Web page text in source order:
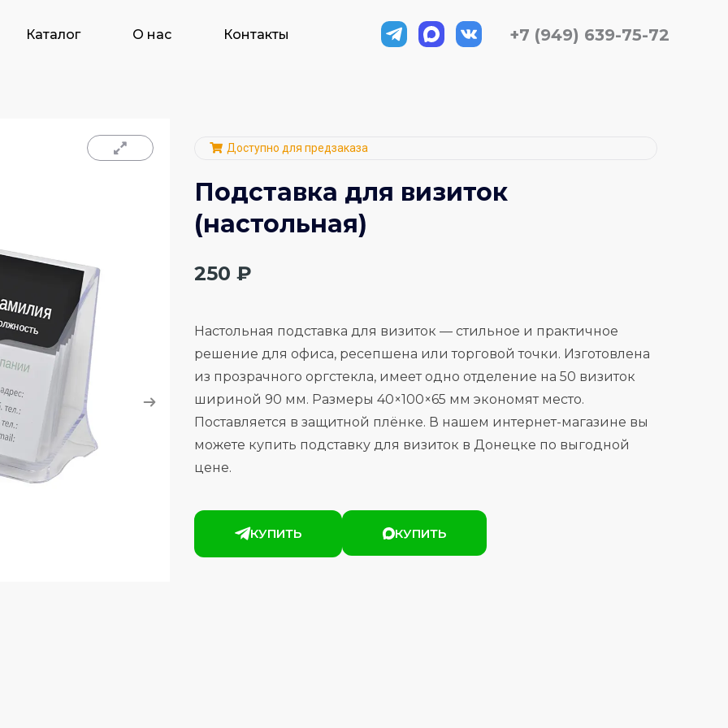
Каталог О нас Контакты +7 (949) 639-75-72
Доступно для предзаказа
Подставка для визиток
(настольная)
250 ₽
Настольная подставка для визиток — стильное и практичное
решение для офиса, ресепшена или торговой точки. Изготовлена
из прозрачного оргстекла, имеет одно отделение на 50 визиток
шириной 90 мм. Размеры 40×100×65 мм экономят место.
Поставляется в защитной плёнке. В нашем интернет-магазине вы
можете купить подставку для визиток в Донецке по выгодной
цене.
КУПИТЬ КУПИТЬ